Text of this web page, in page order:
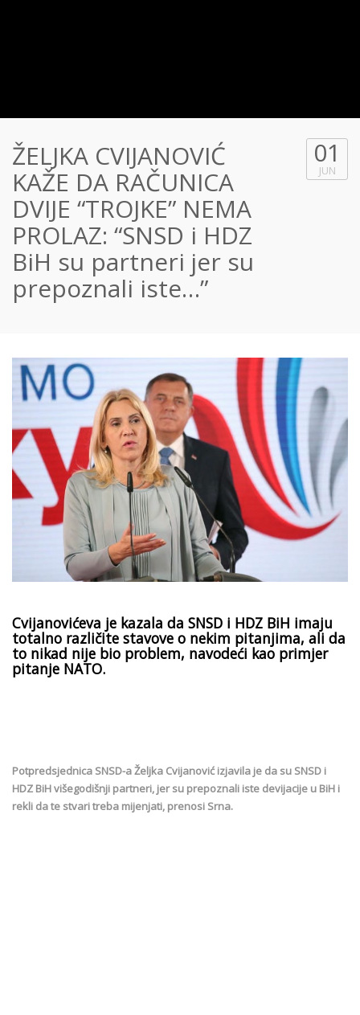
ŽELJKA CVIJANOVIĆ
KAŽE DA RAČUNICA
DVIJE “TROJKE” NEMA
PROLAZ: “SNSD i HDZ
BiH su partneri jer su
prepoznali iste…”
01
JUN
Cvijanovićeva je kazala da SNSD i HDZ BiH imaju
totalno različite stavove o nekim pitanjima, ali da
to nikad nije bio problem, navodeći kao primjer
pitanje NATO.
Potpredsjednica SNSD-a Željka Cvijanović izjavila je da su SNSD i
HDZ BiH višegodišnji partneri, jer su prepoznali iste devijacije u BiH i
rekli da te stvari treba mijenjati, prenosi Srna.